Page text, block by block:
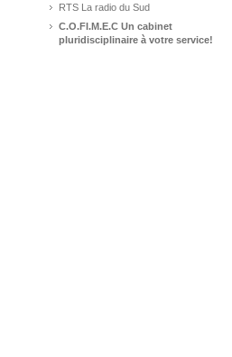
RTS La radio du Sud
C.O.FI.M.E.C Un cabinet
pluridisciplinaire à votre service!